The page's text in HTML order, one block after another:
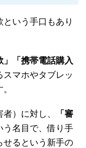
いう手口もあり
」「携帯電話購入
スマホやタブレッ
）に対し、
「審
う名目で、借り手
せるという新手の